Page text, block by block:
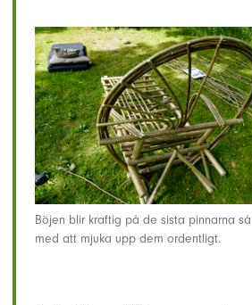
Böjen blir kraftig på de sista pinnarna
med att mjuka upp dem ordentligt.